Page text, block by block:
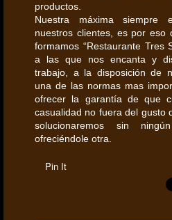
productos.
Nuestra máxima siempre
nuestros clientes, es por eso
formamos “Restaurante Tres
a las que nos encanta y
trabajo, a la disposición de
una de las normas mas
ofrecer la garantía de que
casualidad no fuera del gusto
solucionaremos sin
ofreciéndole otra.
Pin It